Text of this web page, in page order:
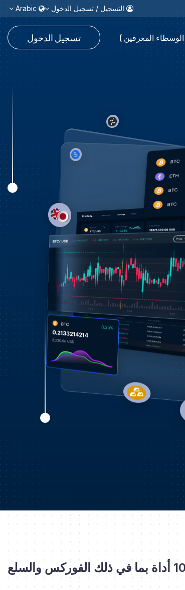
التسجيل / تسجيل الدخول
المعرفين ) تسجيل الدخول
توفر فايبر مجموعة واسعة من المنتجات المالية للتداول في الأسواق المالية العالمية. نحن نقدم +1000 أداة بما في ذلك الفوركس والسلع